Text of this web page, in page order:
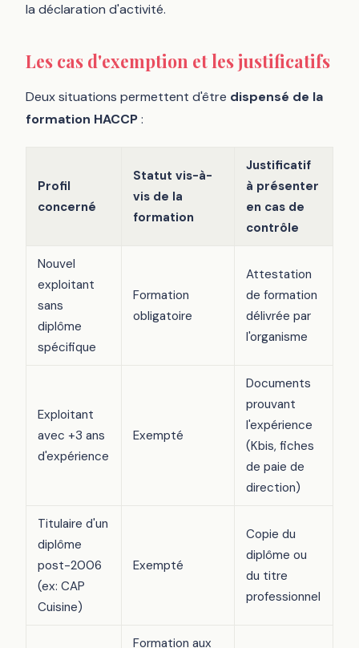
la déclaration d'activité.
Les cas d'exemption et les justificatifs
Deux situations permettent d'être dispensé de la
formation HACCP:
Profil
concerné
Statut vis-à-
vis de la
formation
Justificatif
à présenter
en cas de
contrôle
Nouvel
exploitant
sans
diplôme
spécifique
Formation
obligatoire
Attestation
de formation
délivrée par
l'organisme
Exploitant
avec +3 ans
d'expérience
Exempté
Documents
prouvant
l'expérience
(Kbis, fiches
de paie de
direction)
Titulaire d'un
diplôme
post-2006
(ex: CAP
Cuisine)
Exempté
Copie du
diplôme ou
du titre
professionnel
Formation aux